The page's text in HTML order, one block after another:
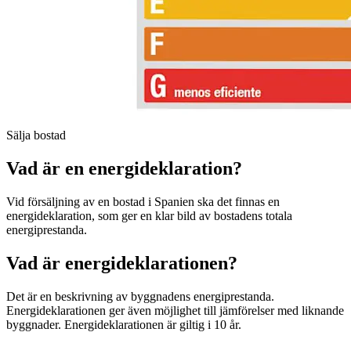
Sälja bostad
Vad är en energideklaration?
Vid försäljning av en bostad i Spanien ska det finnas en
energideklaration, som ger en klar bild av bostadens totala
energiprestanda.
Vad är energideklarationen?
Det är en beskrivning av byggnadens energiprestanda.
Energideklarationen ger även möjlighet till jämförelser med liknande
byggnader. Energideklarationen är giltig i 10 år.